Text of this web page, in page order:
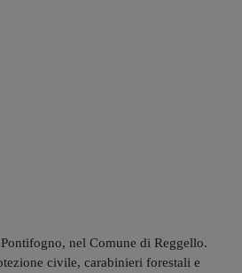
nel Comune di Reggello.
civile, carabinieri forestali e